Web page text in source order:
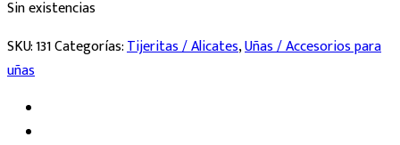
Sin existencias
SKU:131Categorías:Tijeritas / Alicates,Uñas / Accesorios para
uñas